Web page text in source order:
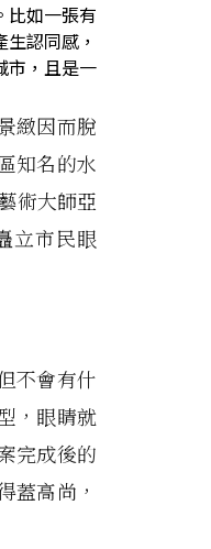
比如一張有
認同感，
市，且是一
緻因而脫
知名的水
術大師亞
立市民眼
不會有什
，眼睛就
完成後的
蓋高尚，